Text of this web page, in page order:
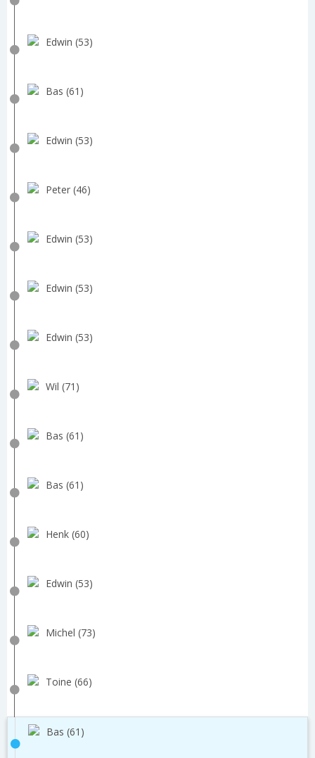
Edwin (53)
Bas (61)
Edwin (53)
Peter (46)
Edwin (53)
Edwin (53)
Edwin (53)
Wil (71)
Bas (61)
Bas (61)
Henk (60)
Edwin (53)
Michel (73)
Toine (66)
Bas (61)